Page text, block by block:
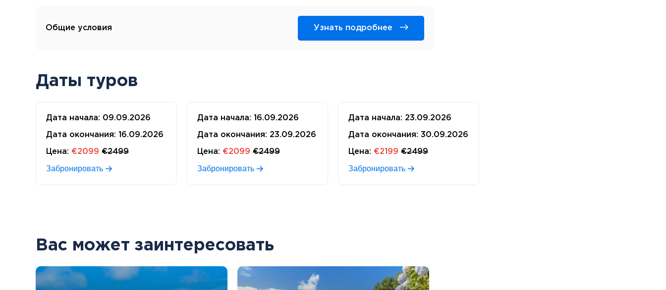
Общие условия Узнать подробнее
Даты туров
Дата начала: 09.09.2026
Дата окончания: 16.09.2026
Цена: €2099 €2499
Забронировать
Дата начала: 16.09.2026
Дата окончания: 23.09.2026
Цена: €2099 €2499
Забронировать
Дата начала: 23.09.2026
Дата окончания: 30.09.2026
Цена: €2199 €2499
Забронировать
Вас может заинтересовать